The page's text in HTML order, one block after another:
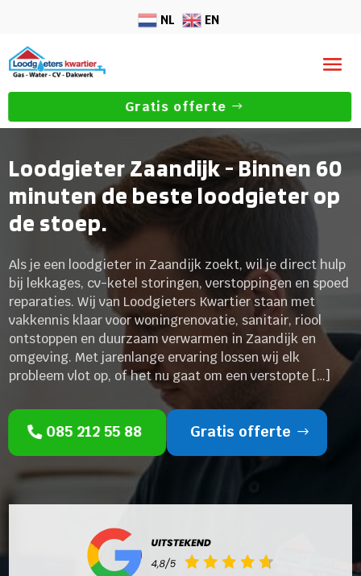
NL EN
Gratis offerte
Loodgieter Zaandijk - Binnen 60
minuten de beste loodgieter op
de stoep.
Als je een loodgieter in Zaandijk zoekt, wil je direct hulp
bij lekkages, cv-ketel storingen, verstoppingen en spoed
reparaties. Wij van Loodgieters Kwartier staan met
vakkennis klaar voor woningrenovatie, sanitair, riool
ontstoppen en duurzaam verwarmen in Zaandijk en
omgeving. Met jarenlange ervaring lossen wij elk
probleem vlot op, of het nu gaat om een verstopte […]
085 212 55 88 Gratis offerte